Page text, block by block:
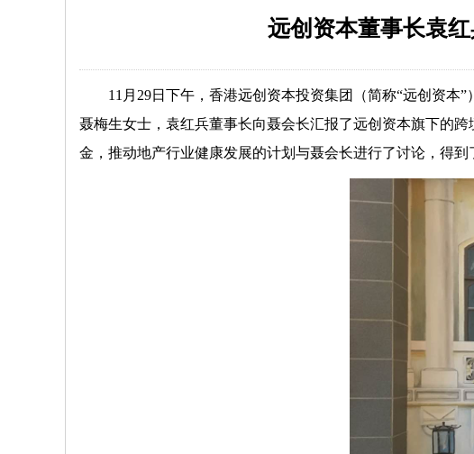
远创资本董事长袁
11月29日下午，香港远创资本投资集团（简称“远创资本
聂梅生女士，袁红兵董事长向聂会长汇报了远创资本旗下的
金，推动地产行业健康发展的计划与聂会长进行了讨论，得